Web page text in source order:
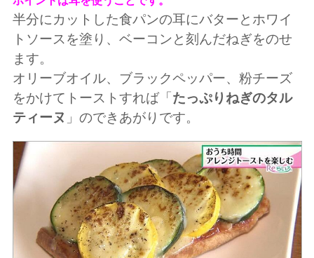
半分にカットした食パンの耳にバターとホワイ
トソースを塗り、ベーコンと刻んだねぎをのせ
ます。
オリーブオイル、ブラックペッパー、粉チーズ
をかけてトーストすれば「たっぷりねぎのタル
ティーヌ 」のできあがりです。